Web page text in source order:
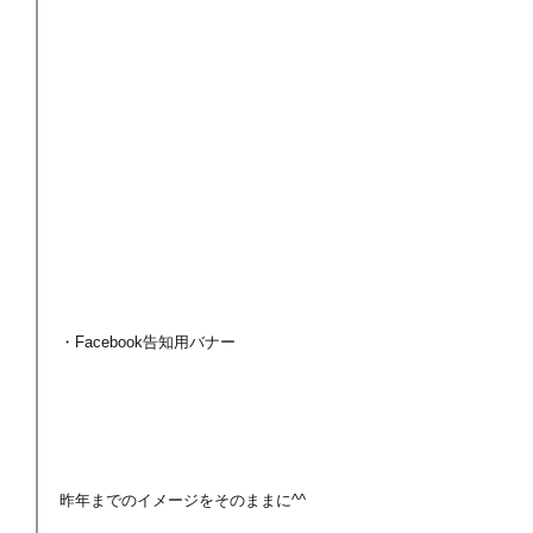
・Facebook告知用バナー
昨年までのイメージをそのままに^^